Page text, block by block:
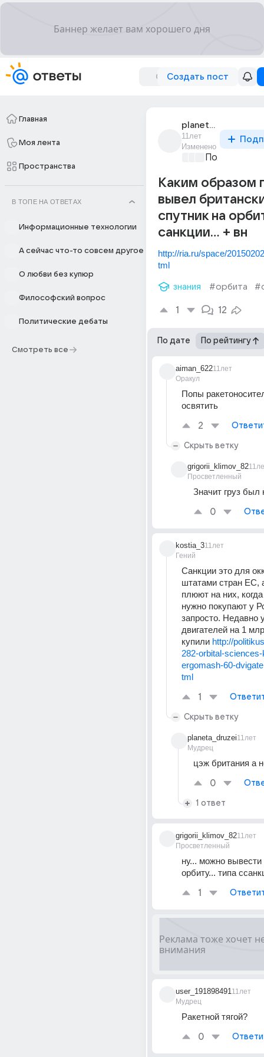
Создать пост
Главная
Моя лента
Пространства
В ТОПЕ НА ОТВЕТАХ
Информационные технологии
А сейчас что-то совсем другое
О любви без купюр
Философский вопрос
Политические дебаты
Смотреть все
planeta_druzei
11лет
Изменено
Каким образом
вывел
спутник на
санкции... + вн
http://ria.ru/space/
tml
знания #орбита
1 12
По дате По рейтингу
aiman_622
Оракул
11лет
Попы
освятить
2
Скрыть ветку
grigorii_klimov_82
Просветленный
Значит груз
0
kostia_3
Гений
11лет
Санкции это для
штатами стран
плюют на них,
нужно покупают у
запросто. Недавно
двигателей на 1
купили http://
282-orbital-
ergomash-60-
tml
1
Скрыть ветку
planeta_druzei
Мудрец
11лет
цэж британия а
0
1 ответ
grigorii_klimov_82
Просветленный
11лет
ну... можно вывести
орбиту... типа
1
user_191898491
Мудрец
11лет
Ракетной тягой?
0